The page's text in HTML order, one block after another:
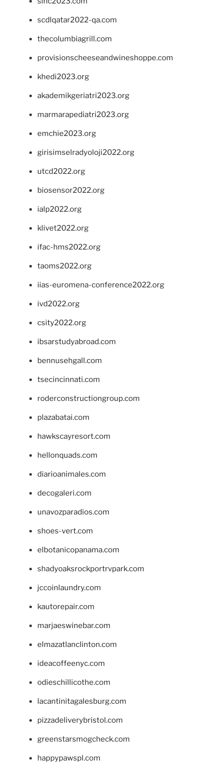
scdlqatar2022-qa.com
thecolumbiagrill.com
provisionscheeseandwineshoppe.com
khedi2023.org
akademikgeriatri2023.org
marmarapediatri2023.org
emchie2023.org
girisimselradyoloji2022.org
utcd2022.org
biosensor2022.org
ialp2022.org
klivet2022.org
ifac-hms2022.org
taoms2022.org
iias-euromena-conference2022.org
ivd2022.org
csity2022.org
ibsarstudyabroad.com
bennusehgall.com
tsecincinnati.com
roderconstructiongroup.com
plazabatai.com
hawkscayresort.com
hellonquads.com
diarioanimales.com
decogaleri.com
unavozparadios.com
shoes-vert.com
elbotanicopanama.com
shadyoaksrockportrvpark.com
jccoinlaundry.com
kautorepair.com
marjaeswinebar.com
elmazatlanclinton.com
ideacoffeenyc.com
odieschillicothe.com
lacantinitagalesburg.com
pizzadeliverybristol.com
greenstarsmogcheck.com
happypawspl.com